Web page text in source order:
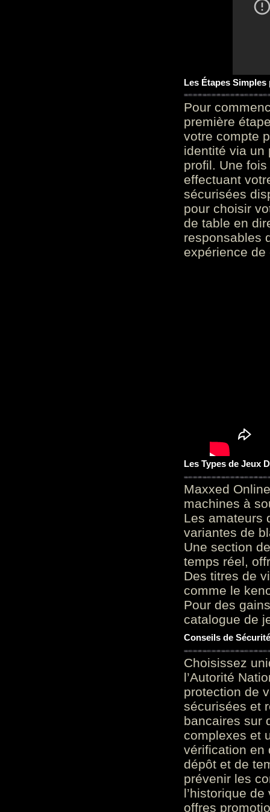
Les Étapes
Pour
première
votre compte
identité via un
profil. Une
effectuant
sécurisées
pour choisir
de table en
responsables
expérience
Les Types de Jeux
Maxxed
machines à
Les amateurs
variantes de
Une section
temps réel,
Des titres de
comme le
Pour des
catalogue de
Conseils de
Choisissez
l’Autorité
protection de
sécurisées et
bancaires sur
complexes et
vérification en
dépôt et de
prévenir les
l’historique
offres